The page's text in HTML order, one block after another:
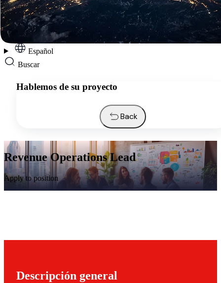
Servicios
Industrias Recursos
Quiénes somos
Contactos
Solicitar presupuesto
Español
Buscar
Hablemos de su proyecto
Back
Revenue Operations Lead
Apply to position
Descripción general